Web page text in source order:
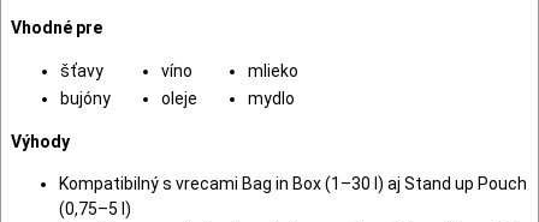
Vhodné pre
šťavy víno
mlieko
bujóny
oleje mydlo
Výhody
Kompatibilný s vrecami Bag in Box (1–30 l) aj Stand up Pouch
(0,75–5 l)